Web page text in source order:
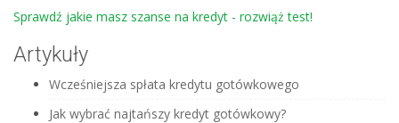
Sprawdź jakie masz szanse na kredyt - rozwiąż test!
Artykuły
Wcześniejsza spłata kredytu gotówkowego
Jak wybrać najtańszy kredyt gotówkowy?